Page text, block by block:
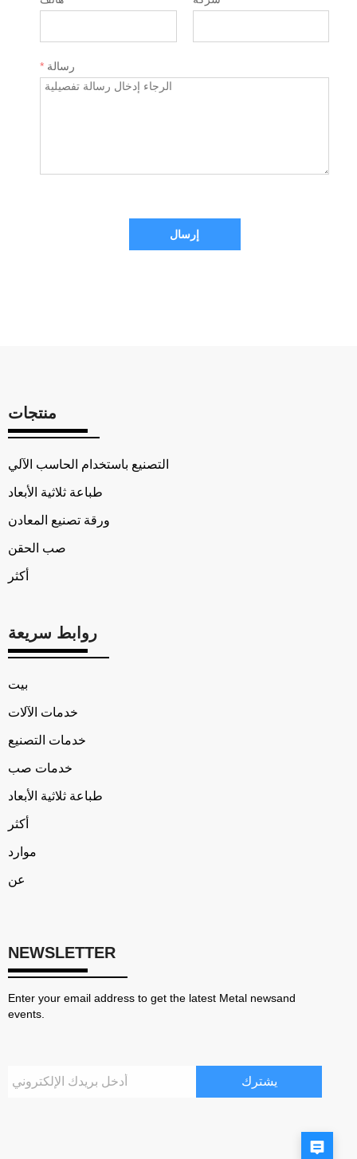
* رسالة
إرسال
منتجات
التصنيع باستخدام الحاسب الآلي
طباعة ثلاثية الأبعاد
ورقة تصنيع المعادن
صب الحقن
أكثر
روابط سريعة
بيت
خدمات الآلات
خدمات التصنيع
خدمات صب
طباعة ثلاثية الأبعاد
أكثر
موارد
عن
NEWSLETTER
Enter your email address to get the latest Metal newsand
events.
يشترك